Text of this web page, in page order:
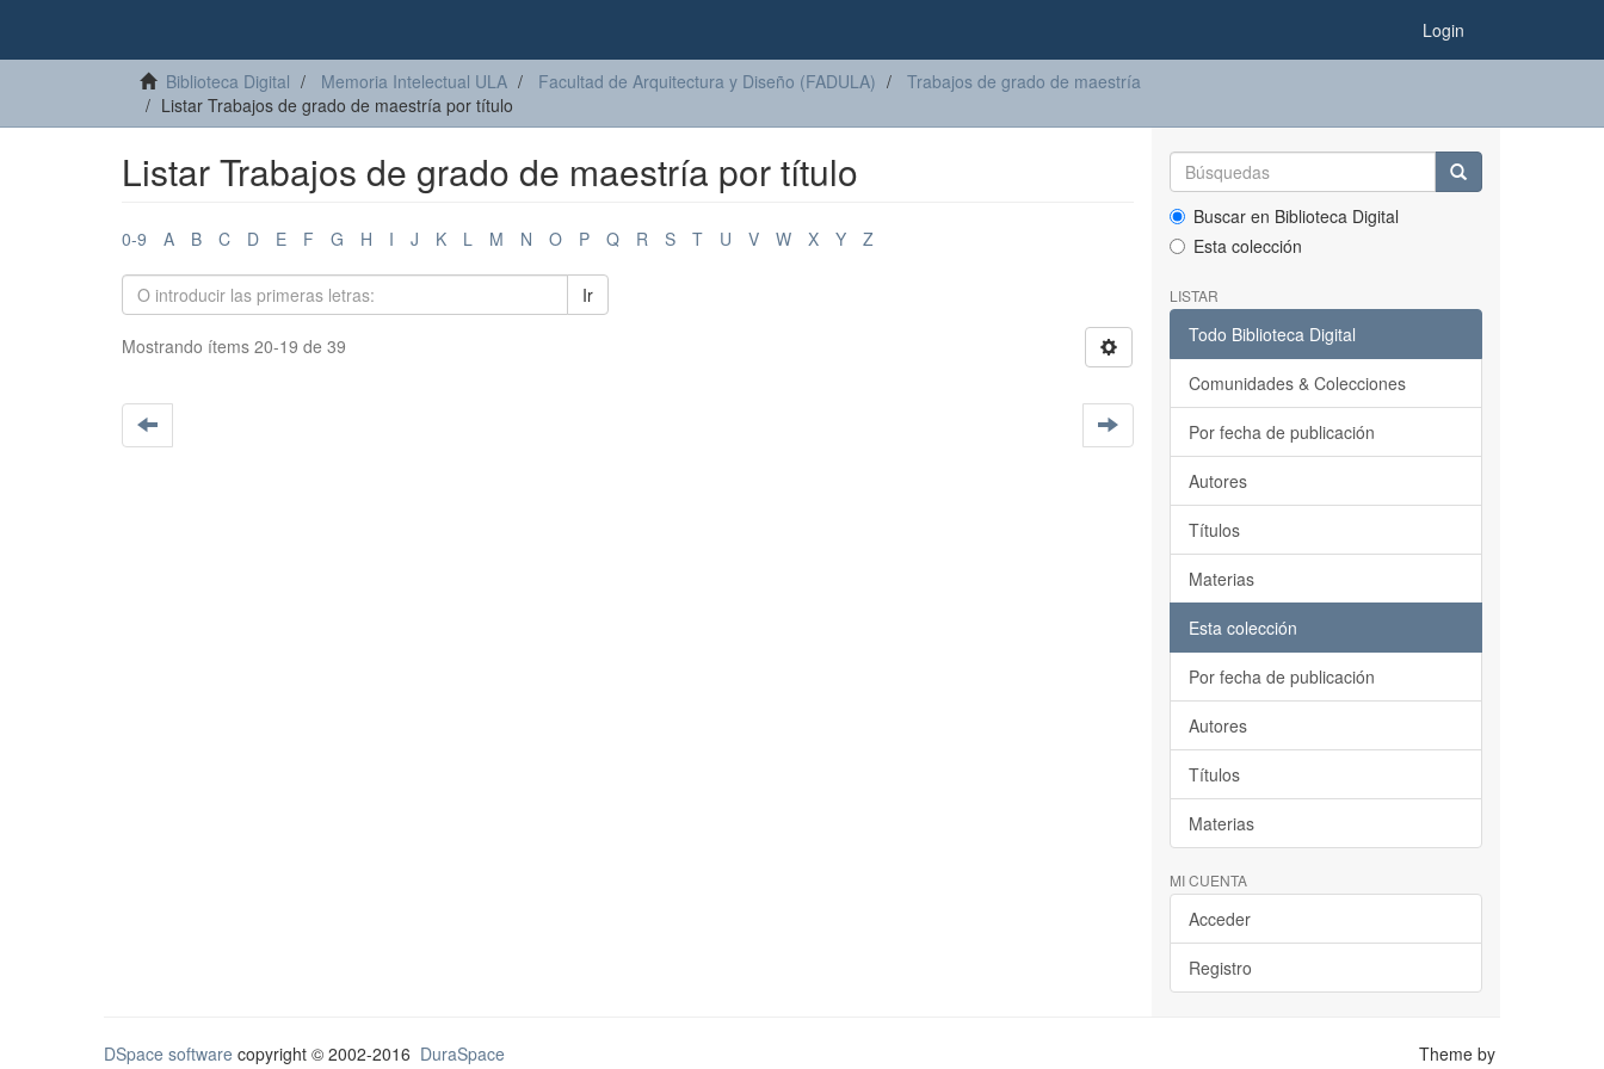
Login
Biblioteca Digital Memoria Intelectual ULA Facultad de Arquitectura y Diseño (FADULA)
Trabajos de grado de maestría
Listar Trabajos de grado de maestría por título
Listar Trabajos de grado de maestría por título
0-9 A B C D E F G H I J K L M N O P Q R S T U V W X Y Z
Ir
Mostrando ítems 20-19 de 39
Buscar en Biblioteca Digital
Esta colección
LISTAR
Todo Biblioteca Digital
Comunidades & Colecciones
Por fecha de publicación
Autores
Títulos
Materias
Esta colección
Por fecha de publicación
Autores
Títulos
Materias
MI CUENTA
Acceder
Registro
DSpace software copyright © 2002-2016 DuraSpace
Theme by